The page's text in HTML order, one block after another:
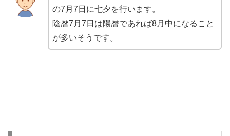
の7月7日に七夕を行います。
陰暦7月7日は陽暦であれば8月中になること
が多いそうです。